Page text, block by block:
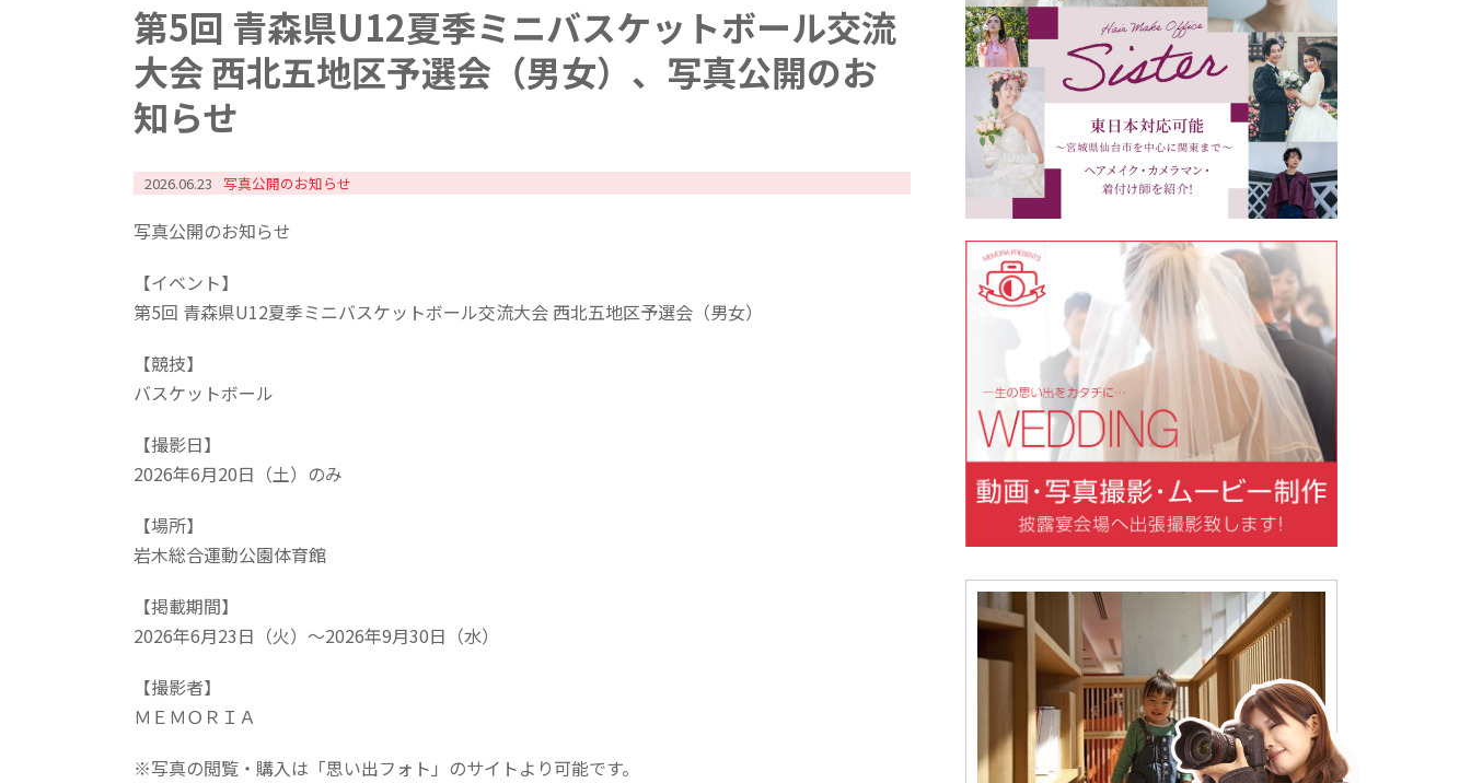
第5回 青森県U12夏季ミニバスケットボール交流
大会 西北五地区予選会（男女）、写真公開のお
知らせ
2026.06.23 写真公開のお知らせ
写真公開のお知らせ
【イベント】
第5回 青森県U12夏季ミニバスケットボール交流大会 西北五地区予選会（男女）
【競技】
バスケットボール
【撮影日】
2026年6月20日（土）のみ
【場所】
岩木総合運動公園体育館
【掲載期間】
2026年6月23日（火）～2026年9月30日（水）
【撮影者】
ＭＥＭＯＲＩＡ
※写真の閲覧・購入は「思い出フォト」のサイトより可能です。